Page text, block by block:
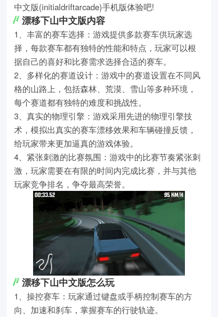
中文版(initialdriftarcade)手机版体验吧!
漂移下山中文版内容
1、丰富的赛车选择：游戏提供多款赛车供玩家选
择，每款赛车都有独特的性能和特点，玩家可以根
据自己的喜好和比赛需求选择合适的赛车。
2、多样化的赛道设计：游戏中的赛道设置在不同风
格的山路上，包括森林、荒漠、雪山等多种环境，
每个赛道都有独特的难度和挑战性。
3、真实的物理引擎：游戏采用先进的物理引擎技
术，模拟出真实的赛车漂移效果和车辆碰撞反馈，
给玩家带来更加逼真的游戏体验。
4、紧张刺激的比赛氛围：游戏中的比赛节奏紧张刺
激，玩家需要在有限的时间内完成比赛，并与其他
玩家竞争排名，争夺最高荣誉。
漂移下山中文版怎么玩
1、操控赛车：玩家通过键盘或手柄控制赛车的方
向、加速和刹车，掌握赛车的行驶轨迹。